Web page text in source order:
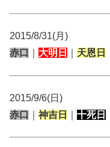
2015/8/31(月)
赤口
大明日 天恩日
2015/9/6(日)
赤口
神吉日 十死日